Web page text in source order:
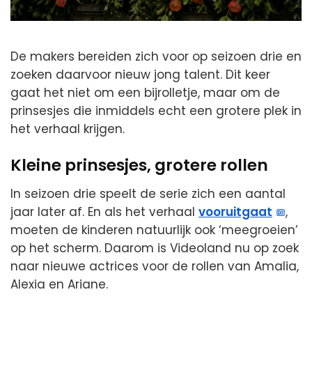
De makers bereiden zich voor op seizoen drie en
zoeken daarvoor nieuw jong talent. Dit keer
gaat het niet om een bijrolletje, maar om de
prinsesjes die inmiddels echt een grotere plek in
het verhaal krijgen.
Kleine prinsesjes, grotere rollen
In seizoen drie speelt de serie zich een aantal
jaar later af. En als het verhaal vooruitgaat
,
moeten de kinderen natuurlijk ook ‘meegroeien’
op het scherm. Daarom is Videoland nu op zoek
naar nieuwe actrices voor de rollen van Amalia,
Alexia en Ariane.